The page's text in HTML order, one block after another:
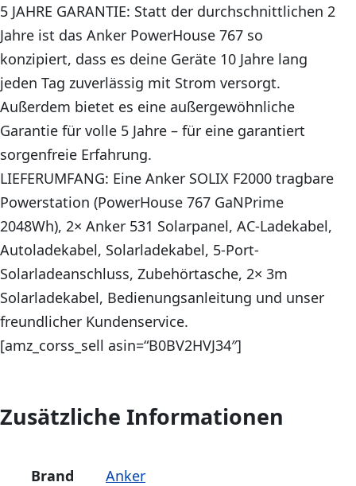
5 JAHRE GARANTIE: Statt der durchschnittlichen 2
Jahre ist das Anker PowerHouse 767 so
konzipiert, dass es deine Geräte 10 Jahre lang
jeden Tag zuverlässig mit Strom versorgt.
Außerdem bietet es eine außergewöhnliche
Garantie für volle 5 Jahre – für eine garantiert
sorgenfreie Erfahrung.
LIEFERUMFANG: Eine Anker SOLIX F2000 tragbare
Powerstation (PowerHouse 767 GaNPrime
2048Wh), 2× Anker 531 Solarpanel, AC-Ladekabel,
Autoladekabel, Solarladekabel, 5-Port-
Solarladeanschluss, Zubehörtasche, 2× 3m
Solarladekabel, Bedienungsanleitung und unser
freundlicher Kundenservice.
[amz_corss_sell asin=“B0BV2HVJ34″]
Zusätzliche Informationen
Brand Anker